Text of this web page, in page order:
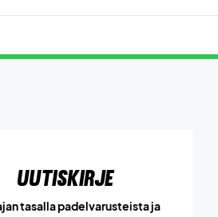
Uutiskirje
tasalla padelvarusteista ja